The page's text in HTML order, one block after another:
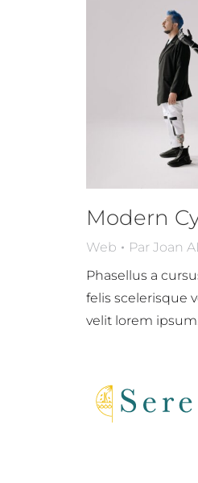
Modern
Web Par Joan
Phasellus a
felis scelerisque
velit lorem